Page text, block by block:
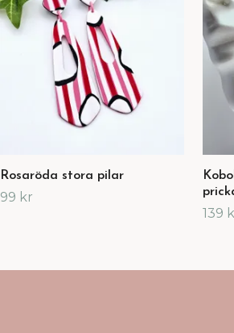
Rosaröda stora pilar
99 kr
139